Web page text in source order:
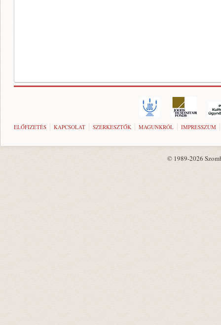
ELŐFIZETÉS KAPCSOLAT SZERKESZTŐK MAGUNKRÓL IMPRESSZUM
© 1989-2026